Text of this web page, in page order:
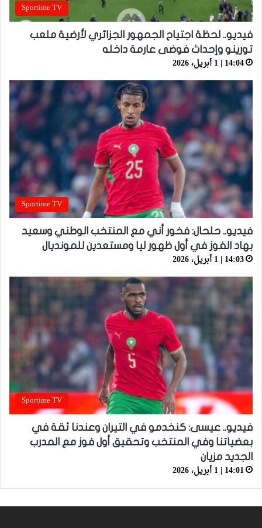
Sportime TV
فيديو.. لحظة اجتياح الجمهور الجزائري لأرضية ملعب
تورينو وإحداث فوضى عارمة داخله
14:04 | 1 أبريل، 2026
Sportime TV
فيديو.. حلحال: فخور أني مع المنتخب الوطني وسعيد
بهاد الفوز في أول ظهور ليا ومستعدين للمونديال
14:03 | 1 أبريل، 2026
Sportime TV
فيديو.. عيسى: كنخدمو في التيران وعندنا ثقة في
بعضياتنا وفي المنتخب وتحقيق أول فوز مع المدرب
الجديد مزيان
14:01 | 1 أبريل، 2026